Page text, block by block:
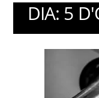
DIA: 5